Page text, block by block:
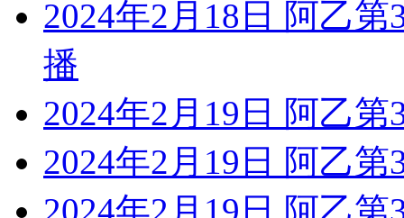
2024年2月18日 阿乙
播
2024年2月19日 阿乙
2024年2月19日 阿乙
2024年2月19日 阿乙